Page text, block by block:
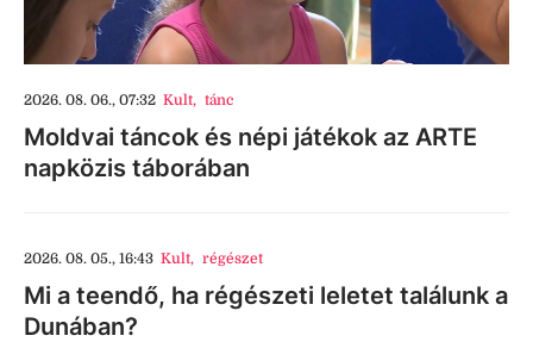
2026. 08. 06., 07:32 Kult, tánc
Moldvai táncok és népi játékok az ARTE
napközis táborában
2026. 08. 05., 16:43 Kult, régészet
Mi a teendő, ha régészeti leletet találunk a
Dunában?